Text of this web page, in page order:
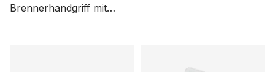
Brennerhandgriff mit